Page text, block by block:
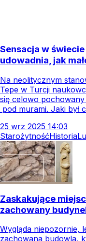
Sensacja w
udowadnia, jak
Na neolitycznym
Tepe w Turcji
się celowo
pod murami. Jaki był
25 wrz 2025 14:03
StarożytnośćHistoria
Zaskakujące
zachowany
Wygląda niepozornie,
zachowana budowla,